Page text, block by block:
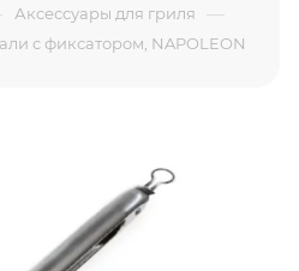
Аксессуары для гриля —
с фиксатором, NAPOLEON